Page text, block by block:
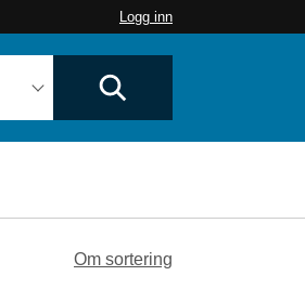
Logg inn
Om sortering